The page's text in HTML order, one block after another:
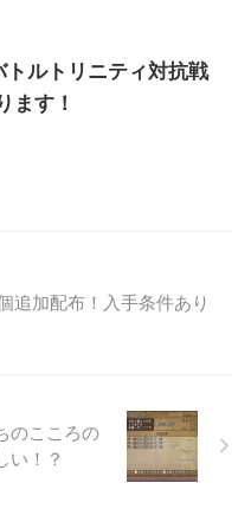
トルトリニティ対抗戦
ます！
追加配布！入手条件あり
のこころの
い！？